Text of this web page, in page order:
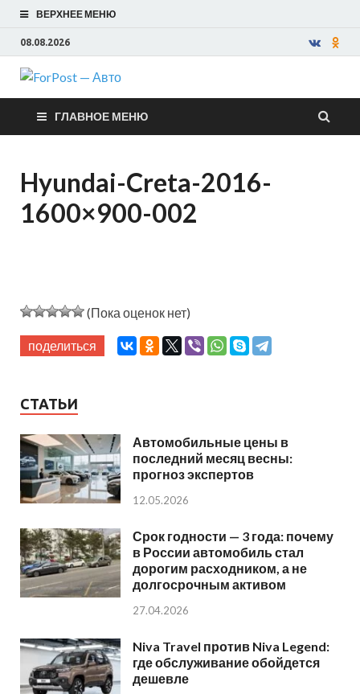
ВЕРХНЕЕ МЕНЮ
08.08.2026
ForPost —
Авто
ГЛАВНОЕ МЕНЮ
Hyundai-Creta-2016-
1600×900-002
(Пока оценок нет)
поделиться
СТАТЬИ
Автомобильные цены в
последний месяц весны:
прогноз экспертов
12.05.2026
Срок годности — 3 года: почему
в России автомобиль стал
дорогим расходником, а не
долгосрочным активом
27.04.2026
Niva Travel против Niva Legend:
где обслуживание обойдется
дешевле